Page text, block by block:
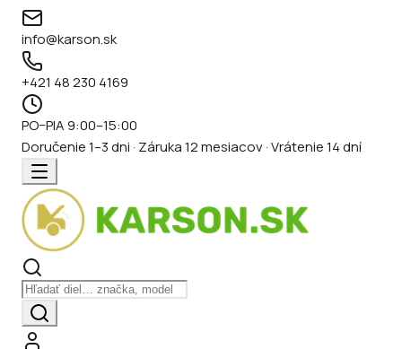
info@karson.sk
+421 48 230 4169
PO–PIA 9:00–15:00
Doručenie 1–3 dni · Záruka 12 mesiacov · Vrátenie 14 dní